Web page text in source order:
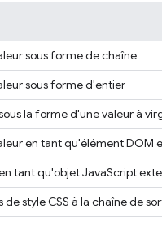
sous forme de chaîne
sous forme d'entier
la forme d'une valeur à
en tant qu'élément DOM
tant qu'objet JavaScript
de style CSS à la chaîne de